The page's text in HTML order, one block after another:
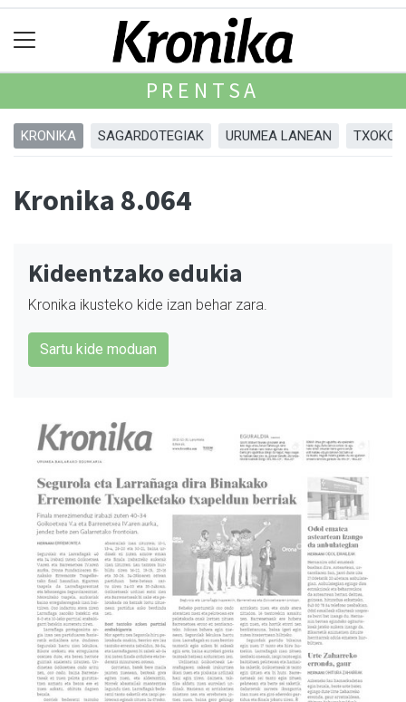
PRENTSA
KRONIKA SAGARDOTEGIAK URUMEA LANEAN
Kronika 8.064
Kideentzako edukia
Kronika ikusteko kide izan behar zara.
Sartu kide moduan